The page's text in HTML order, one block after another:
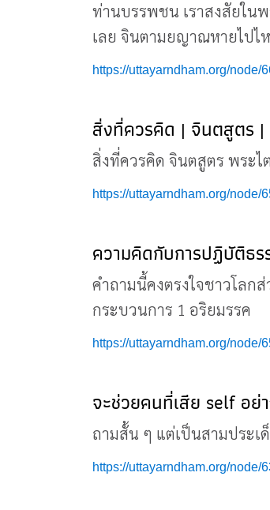
ท่านบรรพชน เราสงสัยใ
เลย จินตามยญาณหายไป
https://uttayarndham.org/node/
สิ่งที่ควรคิด | จินตสูตร
สิ่งที่ควรคิด จินตสูตร พระ
https://uttayarndham.org/node/
ความคิดกับการปฏิบัติธร
คำถามนี้คงตรงใจชาวโลก
กระบวนการ 1 อริยมรรค
https://uttayarndham.org/node/
จะช่วยคนที่เสีย self อย่
ถามสั้น ๆ แต่เป็นสามประเ
https://uttayarndham.org/node/